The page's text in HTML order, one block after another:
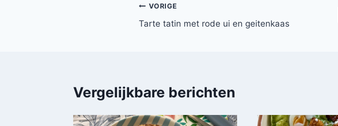
Bericht
navigatie
VORIGE
Tarte tatin met rode ui en geitenkaas
Vergelijkbare berichten